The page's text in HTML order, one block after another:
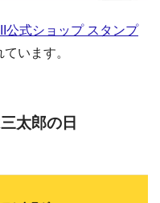
公式ショップ スタンプ
います。
太郎の日